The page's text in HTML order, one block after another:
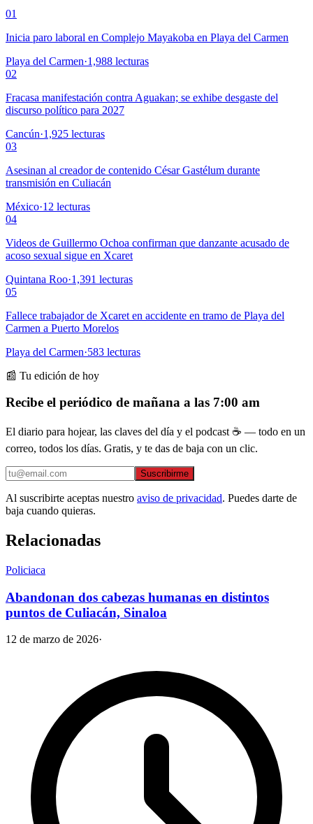
01
Inicia paro laboral en Complejo Mayakoba en Playa del Carmen
Playa del Carmen·1,988 lecturas
02
Fracasa manifestación contra Aguakan; se exhibe desgaste del
discurso político para 2027
Cancún·1,925 lecturas
03
Asesinan al creador de contenido César Gastélum durante
transmisión en Culiacán
México·12 lecturas
04
Videos de Guillermo Ochoa confirman que danzante acusado de
acoso sexual sigue en Xcaret
Quintana Roo·1,391 lecturas
05
Fallece trabajador de Xcaret en accidente en tramo de Playa del
Carmen a Puerto Morelos
Playa del Carmen·583 lecturas
📰 Tu edición de hoy
Recibe el periódico de mañana a las 7:00 am
El diario para hojear, las claves del día y el podcast ☕ — todo en un
correo, todos los días. Gratis, y te das de baja con un clic.
Suscribirme
Al suscribirte aceptas nuestro aviso de privacidad. Puedes darte de
baja cuando quieras.
Relacionadas
Policiaca
Abandonan dos cabezas humanas en distintos
puntos de Culiacán, Sinaloa
12 de marzo de 2026·